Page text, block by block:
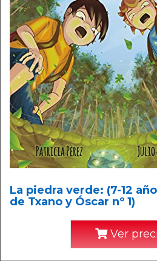
La piedra verde: (7-12
de Txano y Óscar nº 1)
Ver